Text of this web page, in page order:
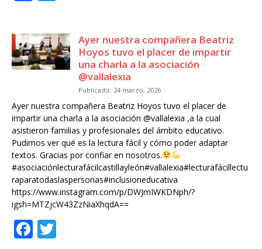
c
e
b
o
k
it
te
r
Ayer nuestra compañera Beatriz
Hoyos tuvo el placer de impartir
una charla a la asociación
@vallalexia
Publicado: 24 marzo, 2026
Ayer nuestra compañera Beatriz Hoyos tuvo el placer de
impartir una charla a la asociación @vallalexia ,a la cual
asistieron familias y profesionales del ámbito educativo.
Pudimos ver qué es la lectura fácil y cómo poder adaptar
textos. Gracias por confiar en nosotros.
#asociaciónlecturafácilcastillayleón#vallalexia#lecturafácillectu
raparatodaslaspersonas#inclusioneducativa
https://www.instagram.com/p/DWJmIWKDNph/?
igsh=MTZjcW43ZzNiaXhqdA==
F